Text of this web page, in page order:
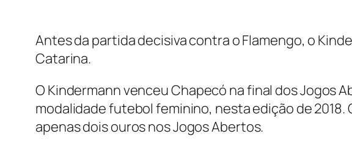
Antes da partida decisiva contra o Flamengo, o
Catarina.
O Kindermann venceu Chapecó na final dos Jogos
modalidade futebol feminino, nesta edição de
apenas dois ouros nos Jogos Abertos.